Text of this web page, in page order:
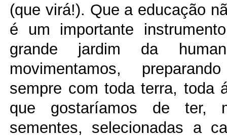
(que virá!). Que a educação
é um importante
grande jardim da
movimentamos,
sempre com toda terra, toda
que gostaríamos de ter,
sementes, selecionadas a